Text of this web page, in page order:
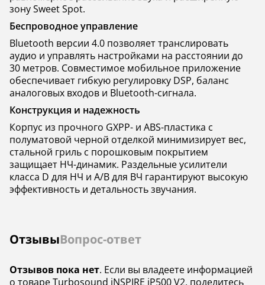
зону Sweet Spot.
Беспроводное управление
Bluetooth версии 4.0 позволяет транслировать
аудио и управлять настройками на расстоянии до
30 метров. Совместимое мобильное приложение
обеспечивает гибкую регулировку DSP, баланс
аналоговых входов и Bluetooth-сигнала.
Конструкция и надежность
Корпус из прочного GXPP- и ABS-пластика с
полуматовой черной отделкой минимизирует вес,
стальной гриль с порошковым покрытием
защищает НЧ-динамик. Раздельные усилители
класса D для НЧ и A/B для ВЧ гарантируют высокую
эффективность и детальность звучания.
ОтзывыВопрос-ответ
Отзывов пока нет. Если вы владеете информацией
о товаре Turbosound iNSPIRE iP500 V2, поделитесь